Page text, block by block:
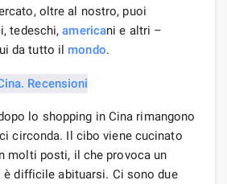
oltre al nostro, puoi
tedeschi,americani e altri –
da tutto il mondo.
lo shopping in Cina rimangono
circonda. Il cibo viene cucinato
molti posti, il che provoca un
difficile abituarsi. Ci sono due